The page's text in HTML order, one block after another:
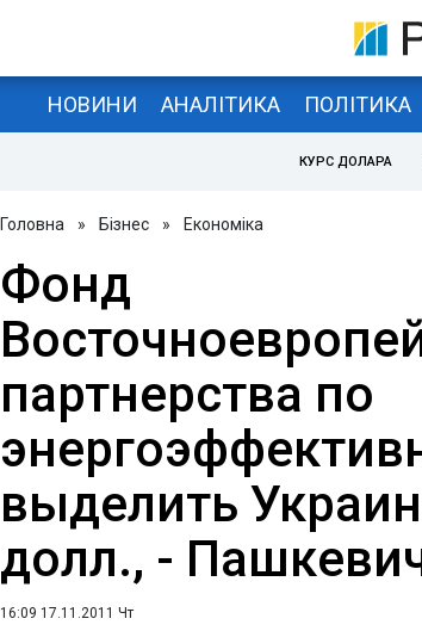
НОВИНИ АНАЛІТИКА ПОЛІТИКА
КУРС ДОЛАРА
Головна » Бізнес » Економіка
Фонд
партнерства по
выделить
долл., -
16:09 17.11.2011 Чт